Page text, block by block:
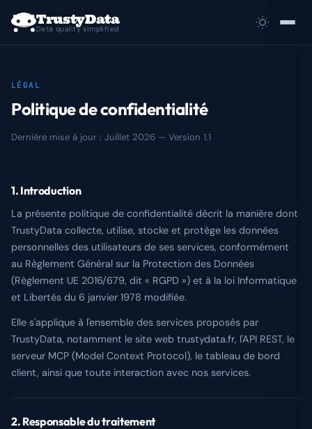
TrustyData
Data quality simplified
Démos
Docs
Agences
Blog
Glossaire
Se connecter
LÉGAL
Politique de confidentialité
Dernière mise à jour : Juillet 2026 — Version 1.1
1. Introduction
La présente politique de confidentialité décrit la manière dont
TrustyData collecte, utilise, stocke et protège les données
personnelles des utilisateurs de ses services, conformément
au Règlement Général sur la Protection des Données
(Règlement UE 2016/679, dit « RGPD ») et à la loi Informatique
et Libertés du 6 janvier 1978 modifiée.
Elle s'applique à l'ensemble des services proposés par
TrustyData, notamment le site web trustydata.fr, l'API REST, le
serveur MCP (Model Context Protocol), le tableau de bord
client, ainsi que toute interaction avec nos services.
2. Responsable du traitement